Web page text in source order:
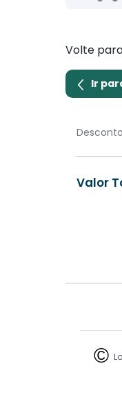
Volte
Ir
Desconto
Valor